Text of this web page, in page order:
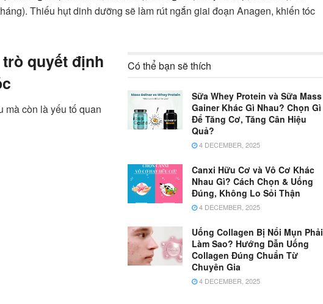
Thiếu hụt dinh dưỡng sẽ làm rút ngắn giai đoạn Anagen, khiến tóc
Có thể bạn sẽ thích
Sữa Whey Protein và Sữa Mass
Gainer Khác Gì Nhau? Chọn Gì
Để Tăng Cơ, Tăng Cân Hiệu
Quả?
4 DECEMBER, 2025
Canxi Hữu Cơ và Vô Cơ Khác
Nhau Gì? Cách Chọn & Uống
Đúng, Không Lo Sỏi Thận
4 DECEMBER, 2025
Uống Collagen Bị Nổi Mụn Phải
Làm Sao? Hướng Dẫn Uống
Collagen Đúng Chuẩn Từ
Chuyên Gia
4 DECEMBER, 2025
quyết định
mà còn là yếu tố quan